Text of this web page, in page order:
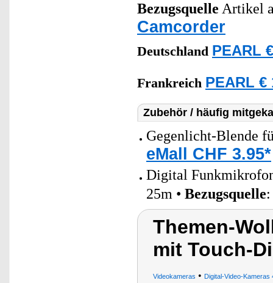
Bezugsquelle Artikel
Camcorder
Deutschland PEARL
Frankreich PEARL €
Zubehör / häufig
Gegenlicht-Blende
eMall CHF 3.95*
Digital
25m • Bezugsquelle
Themen-
mit Touch-
Videokameras • Digital-Video-Kameras